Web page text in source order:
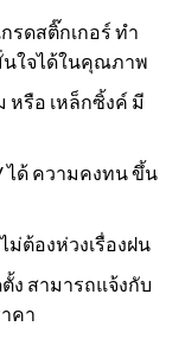
รดสติ๊กเกอร์ ทำ
นใจได้ในคุณภาพ
หรือ เหล็กซิ้งค์ มี
ได้ ความคงทน ขึ้น
ม่ต้องห่วงเรื่องฝน
ง สามารถแจ้งกับ
คา